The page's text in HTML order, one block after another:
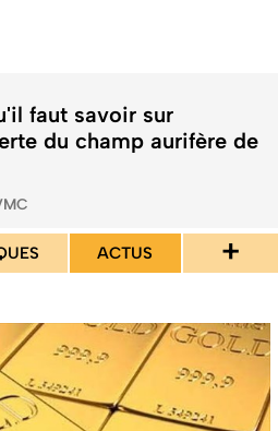
faut savoir sur
du champ aurifère de
ACTUS +